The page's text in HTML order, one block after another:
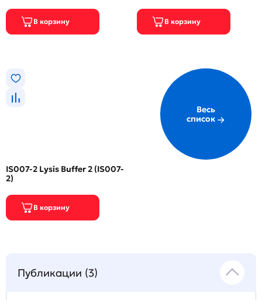
IS007-2 Lysis Buffer 2 (IS007-
2)
Весь
список
Публикации (3)